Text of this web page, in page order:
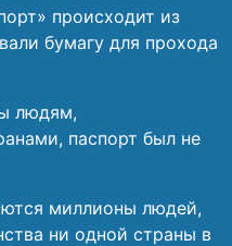
происходит из
бумагу для прохода
людям,
паспорт был не
миллионы людей,
ни одной страны в